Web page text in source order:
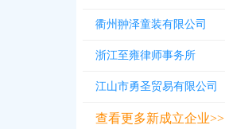
衢州翀泽童装有限公司
浙江至雍律师事务所
江山市勇圣贸易有限公司
查看更多新成立企业>>